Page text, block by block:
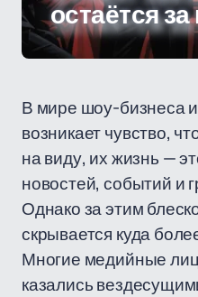
остаётся
В мире шоу-бизнеса
возникает чувство,
на виду, их жизнь —
новостей, событий и
Однако за этим
скрывается куда
Многие медийные
казались